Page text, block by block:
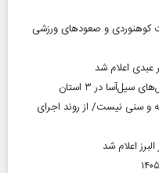
کوهنوردی و صعودهای ورزشی
عبدی اعلام شد
و سنی نیست/ از روند اجرای
اعلام شد